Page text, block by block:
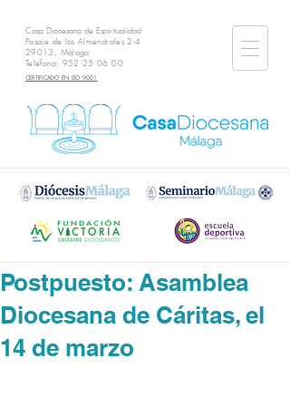
Casa Diocesana de Espiritualidad
Pasaje de los Almendrales 2-4
29013, Málaga
Teléfono: 952 25 06 00
CERTIFICADO EN ISO 9001
Postpuesto: Asamblea
Diocesana de Cáritas, el
14 de marzo